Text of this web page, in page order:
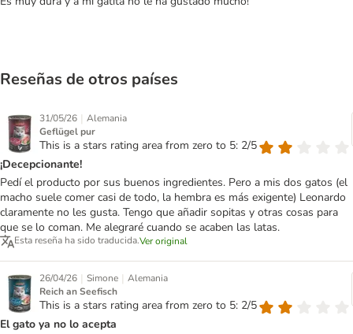
Reseñas de otros países
31/05/26 | Alemania
Geflügel pur
This is a stars rating area from zero to 5: 2/5
¡Decepcionante!
Pedí el producto por sus buenos ingredientes. Pero a mis dos gatos (el
macho suele comer casi de todo, la hembra es más exigente) Leonardo
claramente no les gusta. Tengo que añadir sopitas y otras cosas para
que se lo coman. Me alegraré cuando se acaben las latas.
Esta reseña ha sido traducida.Ver original
26/04/26 | Simone | Alemania
Reich an Seefisch
This is a stars rating area from zero to 5: 2/5
El gato ya no lo acepta